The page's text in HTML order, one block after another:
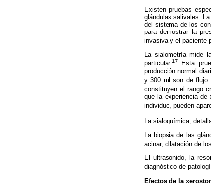
Existen pruebas
glándulas salivales.
del sistema de los
para demostrar la
invasiva y el paciente
La sialometría mide
particular.17
Esta
producción normal
y 300 ml son de flujo
constituyen el rango
que la experiencia de
individuo, pueden
La sialoquímica,
La biopsia de las
acinar, dilatación de
El ultrasonido, la
diagnóstico de
Efectos de la